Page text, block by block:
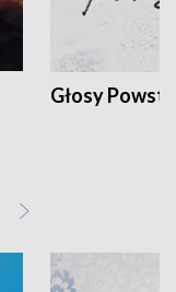
Głosy